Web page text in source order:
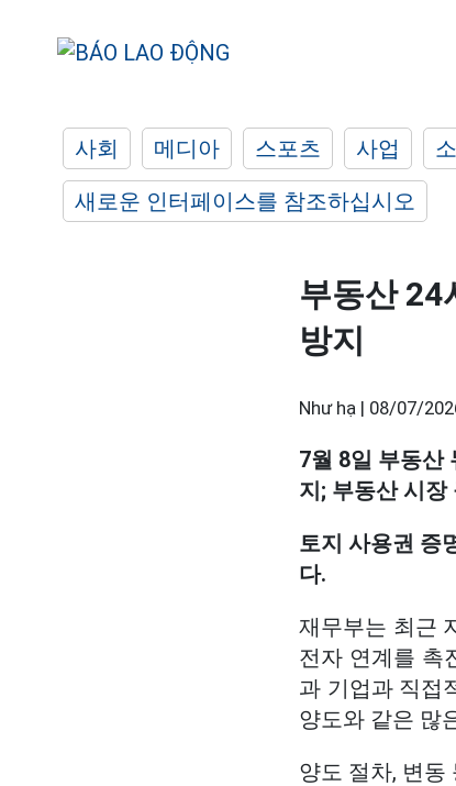
사회 메디아 스포츠 사업
새로운 인터페이스를 참조하십시오
부동산 24
방지
Như hạ | 08/07/
7월 8일 부동산
지; 부동산 시장
토지 사용권 증
다.
재무부는 최근
전자 연계를 촉
과 기업과 직접
양도와 같은 많
양도 절차, 변동